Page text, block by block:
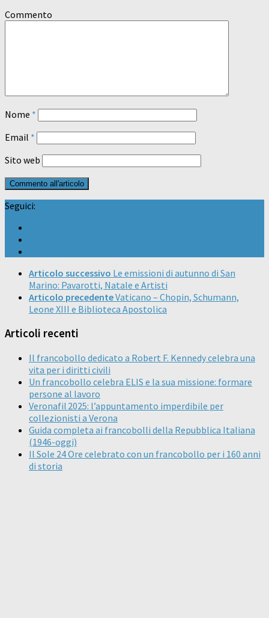
Commento
Nome *
Email *
Sito web
Seguici:
Articolo successivo Le emissioni di autunno di San
Marino: Pavarotti, Natale e Artisti
Articolo precedenteVaticano – Chopin, Schumann,
Leone XIII e Biblioteca Apostolica
Articoli recenti
Il francobollo dedicato a Robert F. Kennedy celebra una
vita per i diritti civili
Un francobollo celebra ELIS e la sua missione: formare
persone al lavoro
Veronafil 2025: l’appuntamento imperdibile per
collezionisti a Verona
Guida completa ai francobolli della Repubblica Italiana
(1946-oggi)
Il Sole 24 Ore celebrato con un francobollo per i 160 anni
di storia